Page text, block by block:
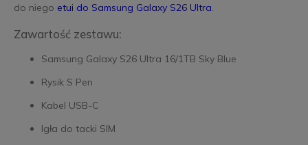
do niego etui do Samsung Galaxy S26 Ultra.
Zawartość zestawu:
Samsung Galaxy S26 Ultra 16/1TB Sky Blue
Rysik S Pen
Kabel USB-C
Igła do tacki SIM